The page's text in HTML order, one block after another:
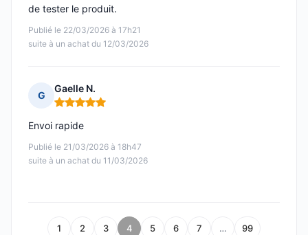
Publié le 22/03/2026 à 17h21
suite à un achat du 12/03/2026
de tester le produit.
G
Gaelle N.
Note : 5 sur 5
Publié le 21/03/2026 à 18h47
suite à un achat du 11/03/2026
Envoi rapide
1 2 3 4 5 6 7 … 99